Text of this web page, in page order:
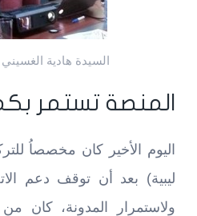
السيدة هادية الغسيني
المنصة تستمر
اليوم الأخير كان مخصصاُ
ليبية) بعد أن توقف دعم
ولاستمرار المدونة، كان